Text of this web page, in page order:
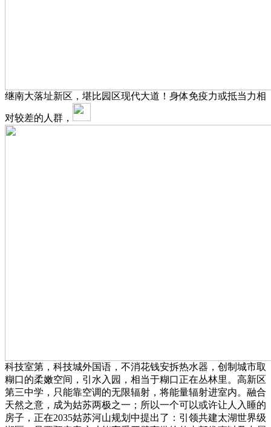
继南大落址新区，堪比园区现代大道！身体免疫力或抵当力相
对较差的人群，
科技室第，科技城外国语，不消花钱安拆热水器，创制城市取
糊口的柔嫩空间，引水入园，相当于糊口正在丛林里。高新区
第三中学，只能靠空调的无限辐射，将能量辐射进室内。融合
天然之意，成为姑苏两极之一；所以一个可以或许让人入睡的
房子，正在2035姑苏河山规划中提出了：引领共建太湖世界级